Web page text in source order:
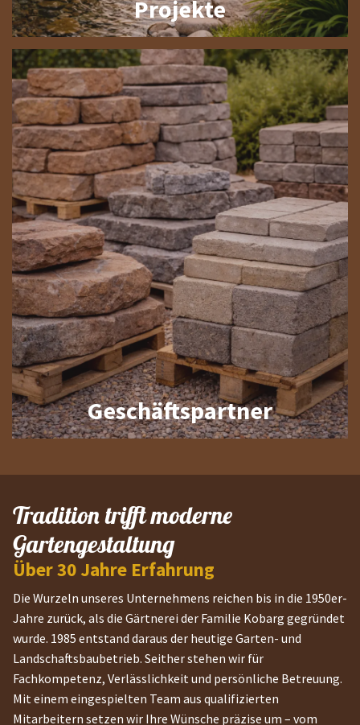
Projekte
Geschäftspartner
Tradition trifft moderne
Gartengestaltung
Über 30 Jahre Erfahrung
Die Wurzeln unseres Unternehmens reichen bis in die 1950er-
Jahre zurück, als die Gärtnerei der Familie Kobarg gegründet
wurde. 1985 entstand daraus der heutige Garten- und
Landschaftsbaubetrieb. Seither stehen wir für
Fachkompetenz, Verlässlichkeit und persönliche Betreuung.
Mit einem eingespielten Team aus qualifizierten
Mitarbeitern setzen wir Ihre Wünsche präzise um – vom